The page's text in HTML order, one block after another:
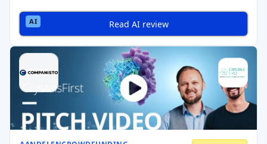
Read AI review